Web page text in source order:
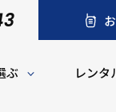
ぶ レンタ